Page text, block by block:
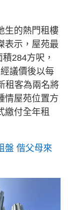
生的熱門租樓
表示，屋苑最
284方呎，
議價後以每
租客為兩名將
情屋苑位置方
繳付全年租
盤 偕父母來